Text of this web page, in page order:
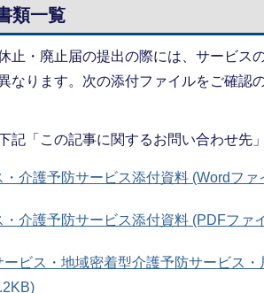
類一覧
止・廃止届の提出の際には、サービス
なります。次の添付ファイルをご確認
記「この記事に関するお問い合わせ先
・介護予防サービス添付資料 (Wordファ
・介護予防サービス添付資料 (PDFファ
ビス・地域密着型介護予防サービス